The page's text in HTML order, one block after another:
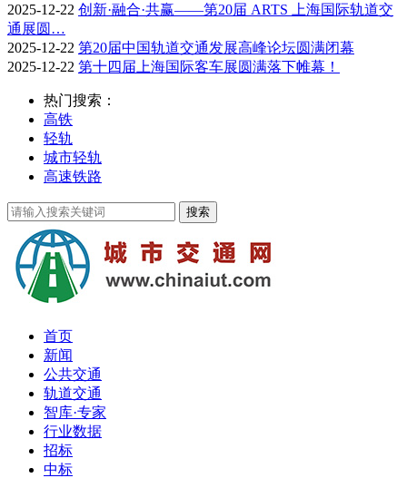
2025-12-22 创新·融合·共赢——第20届 ARTS 上海国际轨道交
通展圆…
2025-12-22 第20届中国轨道交通发展高峰论坛圆满闭幕
2025-12-22 第十四届上海国际客车展圆满落下帷幕！
热门搜索：
高铁
轻轨
城市轻轨
高速铁路
首页
新闻
公共交通
轨道交通
智库·专家
行业数据
招标
中标